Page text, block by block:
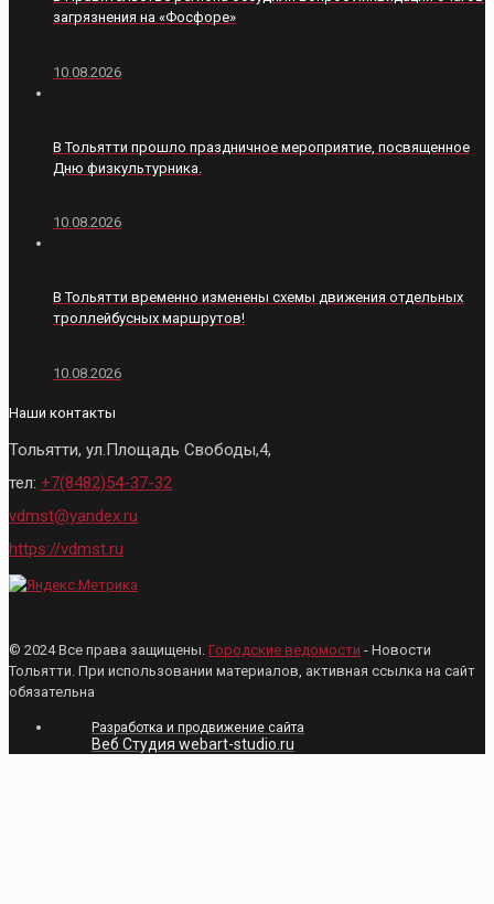
загрязнения на «Фосфоре»
10.08.2026
В Тольятти прошло праздничное мероприятие, посвященное
Дню физкультурника.
10.08.2026
В Тольятти временно изменены схемы движения отдельных
троллейбусных маршрутов!
10.08.2026
Наши контакты
Тольятти, ул.Площадь Свободы,4,
тел: +7(8482)54-37-32
vdmst@yandex.ru
https://vdmst.ru
© 2024 Все права защищены. Городские ведомости - Новости
Тольятти. При использовании материалов, активная ссылка на сайт
обязательна
Разработка и продвижение сайта
Веб Студия webart-studio.ru